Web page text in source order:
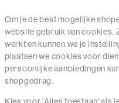
Mail ons
020 - 3412 650
Van maandag t/m vrijdag van 8.30
Om je de best mogelijke
website gebruik van cookies.
werkt en kunnen we je
plaatsen we cookies voor
persoonlijke aanbiedingen
shopgedrag.